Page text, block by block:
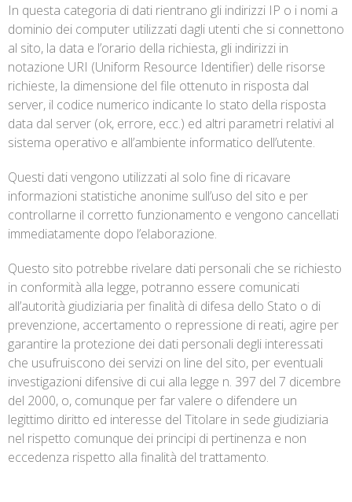
In questa categoria di dati rientrano gli indirizzi IP o i nomi a
dominio dei computer utilizzati dagli utenti che si connettono
al sito, la data e l’orario della richiesta, gli indirizzi in
notazione URI (Uniform Resource Identifier) delle risorse
richieste, la dimensione del file ottenuto in risposta dal
server, il codice numerico indicante lo stato della risposta
data dal server (ok, errore, ecc.) ed altri parametri relativi al
sistema operativo e all’ambiente informatico dell’utente.
Questi dati vengono utilizzati al solo fine di ricavare
informazioni statistiche anonime sull’uso del sito e per
controllarne il corretto funzionamento e vengono cancellati
immediatamente dopo l’elaborazione.
Questo sito potrebbe rivelare dati personali che se richiesto
in conformità alla legge, potranno essere comunicati
all’autorità giudiziaria per finalità di difesa dello Stato o di
prevenzione, accertamento o repressione di reati, agire per
garantire la protezione dei dati personali degli interessati
che usufruiscono dei servizi on line del sito, per eventuali
investigazioni difensive di cui alla legge n. 397 del 7 dicembre
del 2000, o, comunque per far valere o difendere un
legittimo diritto ed interesse del Titolare in sede giudiziaria
nel rispetto comunque dei principi di pertinenza e non
eccedenza rispetto alla finalità del trattamento.